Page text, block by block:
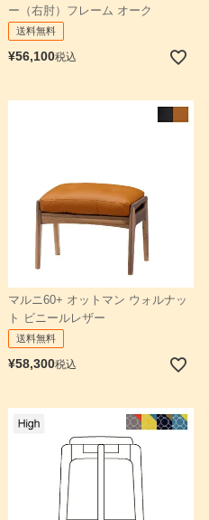
ー（右肘）フレーム オーク
送料無料
¥56,100税込
マルニ60+ オットマン ウォルナッ
ト ビニールレザー
送料無料
¥58,300税込